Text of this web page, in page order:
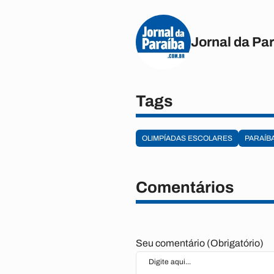
Jornal da
Tags
OLIMPÍADAS ESCOLARES
Comentários
Seu comentário (Obrigatório)